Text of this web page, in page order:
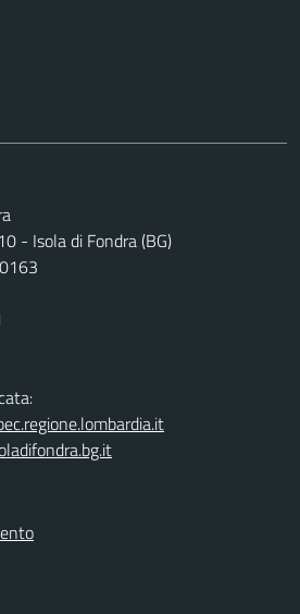
- Isola di Fondra (BG)